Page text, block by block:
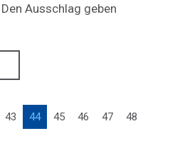
Ausschlag geben
43 44 45 46 47
48